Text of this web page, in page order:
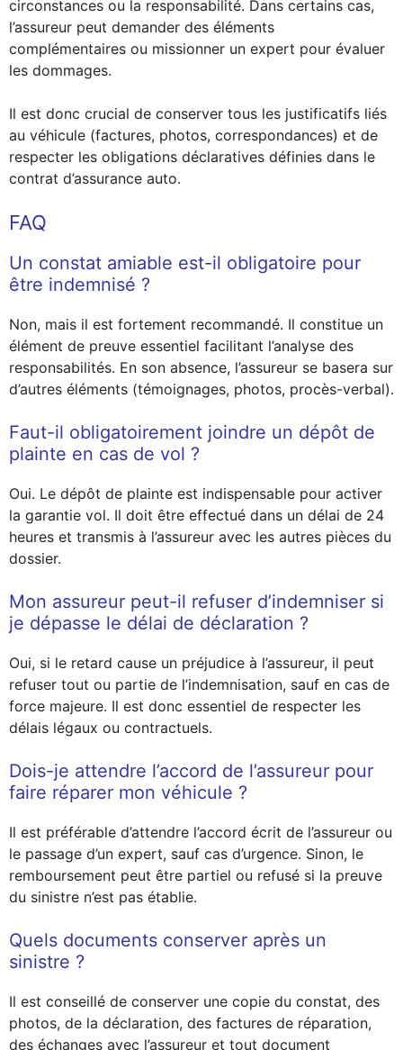
circonstances ou la responsabilité. Dans certains cas,
l’assureur peut demander des éléments
complémentaires ou missionner un expert pour évaluer
les dommages.
Il est donc crucial de conserver tous les justificatifs liés
au véhicule (factures, photos, correspondances) et de
respecter les obligations déclaratives définies dans le
contrat d’assurance auto.
FAQ
Un constat amiable est-il obligatoire pour
être indemnisé ?
Non, mais il est fortement recommandé. Il constitue un
élément de preuve essentiel facilitant l’analyse des
responsabilités. En son absence, l’assureur se basera sur
d’autres éléments (témoignages, photos, procès-verbal).
Faut-il obligatoirement joindre un dépôt de
plainte en cas de vol ?
Oui. Le dépôt de plainte est indispensable pour activer
la garantie vol. Il doit être effectué dans un délai de 24
heures et transmis à l’assureur avec les autres pièces du
dossier.
Mon assureur peut-il refuser d’indemniser si
je dépasse le délai de déclaration ?
Oui, si le retard cause un préjudice à l’assureur, il peut
refuser tout ou partie de l’indemnisation, sauf en cas de
force majeure. Il est donc essentiel de respecter les
délais légaux ou contractuels.
Dois-je attendre l’accord de l’assureur pour
faire réparer mon véhicule ?
Il est préférable d’attendre l’accord écrit de l’assureur ou
le passage d’un expert, sauf cas d’urgence. Sinon, le
remboursement peut être partiel ou refusé si la preuve
du sinistre n’est pas établie.
Quels documents conserver après un
sinistre ?
Il est conseillé de conserver une copie du constat, des
photos, de la déclaration, des factures de réparation,
des échanges avec l’assureur et tout document